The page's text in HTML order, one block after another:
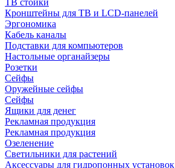
ТВ стойки
Кронштейны для ТВ и LCD-панелей
Эргономика
Кабель каналы
Подставки для компьютеров
Настольные органайзеры
Розетки
Сейфы
Оружейные сейфы
Сейфы
Ящики для денег
Рекламная продукция
Рекламная продукция
Озеленение
Светильники для растений
Аксессуары для гидропонных установок